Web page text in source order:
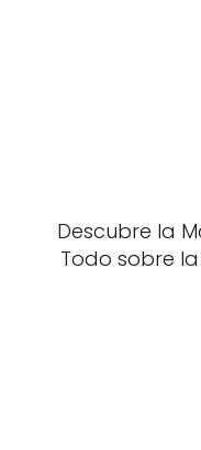
Descubre la
Todo sobre la